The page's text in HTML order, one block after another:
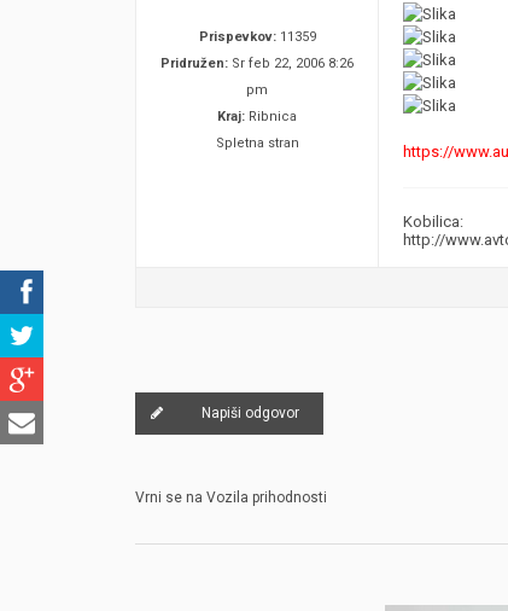
Prispevkov:11359
Pridružen: Sr feb 22, 2006 8:26
pm
Kraj: Ribnica
Spletna stran
https://
Kobilica:
http://
Napiši odgovor
Vrni se na Vozila prihodnosti